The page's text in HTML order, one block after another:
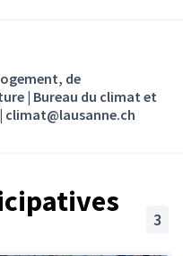
de
| Bureau du climat et
climat@lausanne.ch
3